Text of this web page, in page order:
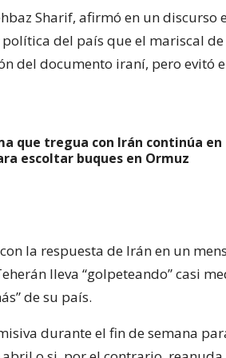
Sharif, afirmó en un discurso
del país que el mariscal
del documento iraní, pero evitó
que tregua con Irán continúa
escoltar buques en Ormuz
la respuesta de Irán en un
lleva “golpeteando” casi
de su país.
durante el fin de semana